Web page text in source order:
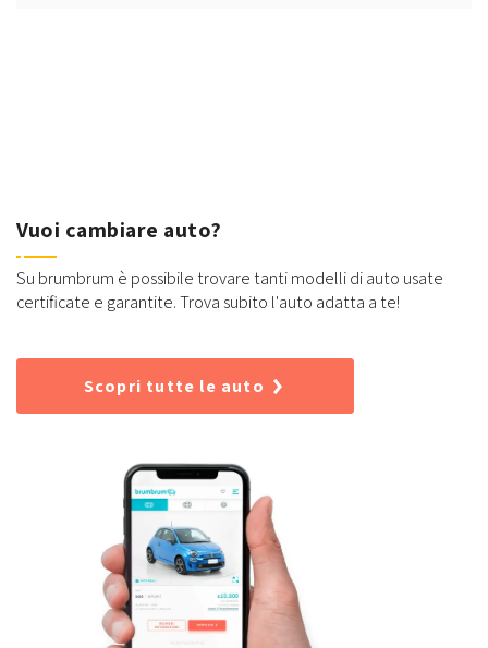
Vuoi cambiare auto?
Su brumbrum è possibile trovare tanti modelli di auto usate
certificate e garantite. Trova subito l'auto adatta a te!
Scopri tutte le auto